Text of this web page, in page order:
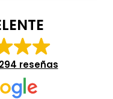
294 reseñas